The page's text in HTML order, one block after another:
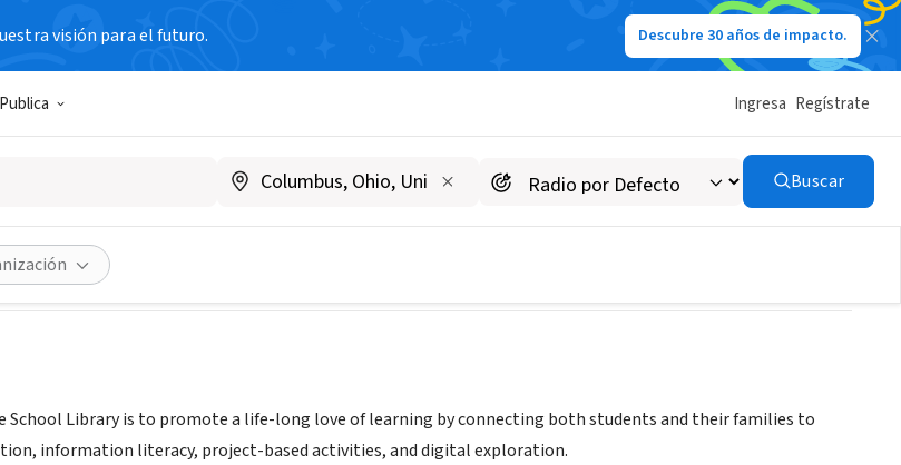
visión para el futuro. Descubre 30 años de impacto.
Publica Ingresa Regístrate
Buscar
School
School Library is to promote a life-long love of learning by connecting both students and their families to
information literacy, project-based activities, and digital exploration.